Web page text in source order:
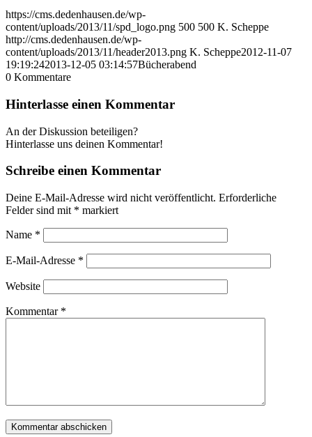
https://cms.dedenhausen.de/wp-
content/uploads/2013/11/spd_logo.png 500 500 K. Scheppe
http://cms.dedenhausen.de/wp-
content/uploads/2013/11/header2013.png K. Scheppe2012-11-07
19:19:242013-12-05 03:14:57Bücherabend
0 Kommentare
Hinterlasse einen Kommentar
An der Diskussion beteiligen?
Hinterlasse uns deinen Kommentar!
Schreibe einen Kommentar
Deine E-Mail-Adresse wird nicht veröffentlicht. Erforderliche
Felder sind mit * markiert
Name *
E-Mail-Adresse *
Website
Kommentar *